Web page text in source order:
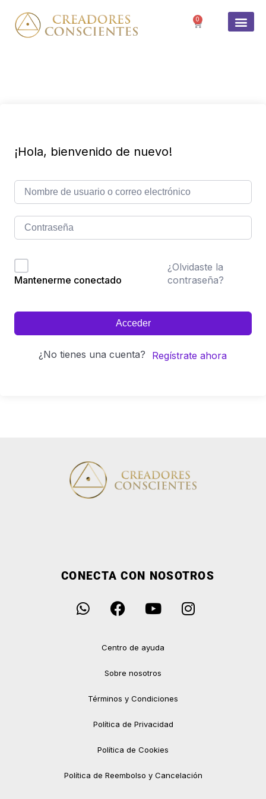
0
¡Hola, bienvenido de nuevo!
Mantenerme conectado
¿Olvidaste la
contraseña?
Acceder
¿No tienes una cuenta? Regístrate ahora
CONECTA CON NOSOTROS
Centro de ayuda
Sobre nosotros
Términos y Condiciones
Política de Privacidad
Política de Cookies
Política de Reembolso y Cancelación